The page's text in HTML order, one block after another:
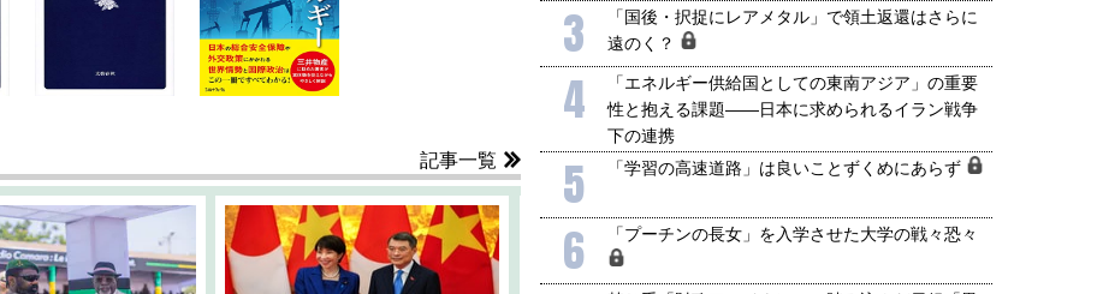
記事一覧
3
「国後・択捉にレアメタル」で領土返還はさらに
遠のく？
4
「エネルギー供給国としての東南アジア」の重要
性と抱える課題――日本に求められるイラン戦争
下の連携
5 「学習の高速道路」は良いことずくめにあらず
6 「プーチンの長女」を入学させた大学の戦々恐々